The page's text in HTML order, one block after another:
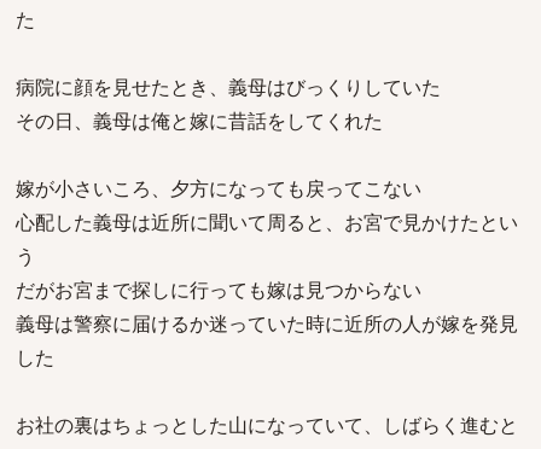
た
病院に顔を見せたとき、義母はびっくりしていた
その日、義母は俺と嫁に昔話をしてくれた
嫁が小さいころ、夕方になっても戻ってこない
心配した義母は近所に聞いて周ると、お宮で見かけたとい
う
だがお宮まで探しに行っても嫁は見つからない
義母は警察に届けるか迷っていた時に近所の人が嫁を発見
した
お社の裏はちょっとした山になっていて、しばらく進むと